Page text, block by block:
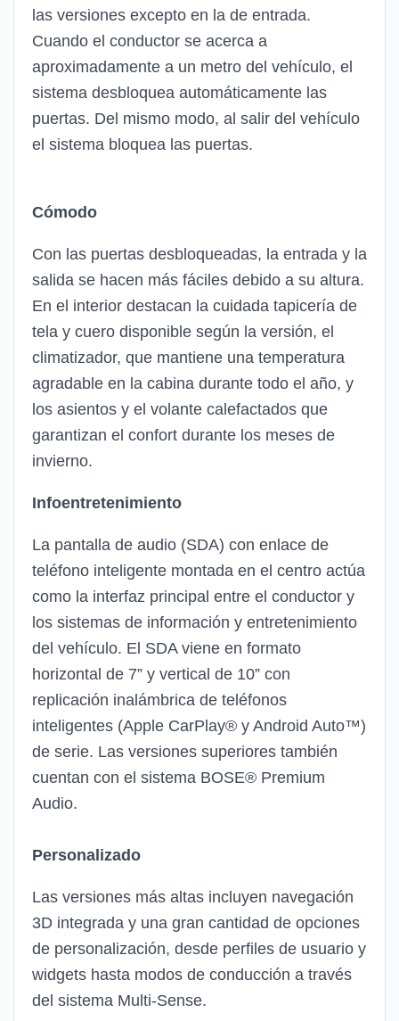
las versiones excepto en la de entrada.
Cuando el conductor se acerca a
aproximadamente a un metro del vehículo, el
sistema desbloquea automáticamente las
puertas. Del mismo modo, al salir del vehículo
el sistema bloquea las puertas.
Cómodo
Con las puertas desbloqueadas, la entrada y la
salida se hacen más fáciles debido a su altura.
En el interior destacan la cuidada tapicería de
tela y cuero disponible según la versión, el
climatizador, que mantiene una temperatura
agradable en la cabina durante todo el año, y
los asientos y el volante calefactados que
garantizan el confort durante los meses de
invierno.
Infoentretenimiento
La pantalla de audio (SDA) con enlace de
teléfono inteligente montada en el centro actúa
como la interfaz principal entre el conductor y
los sistemas de información y entretenimiento
del vehículo. El SDA viene en formato
horizontal de 7” y vertical de 10” con
replicación inalámbrica de teléfonos
inteligentes (Apple CarPlay® y Android Auto™)
de serie. Las versiones superiores también
cuentan con el sistema BOSE® Premium
Audio.
Personalizado
Las versiones más altas incluyen navegación
3D integrada y una gran cantidad de opciones
de personalización, desde perfiles de usuario y
widgets hasta modos de conducción a través
del sistema Multi-Sense.